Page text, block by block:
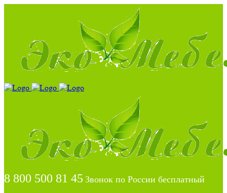
8 800 500 81 45 Звонок по России бесплатный